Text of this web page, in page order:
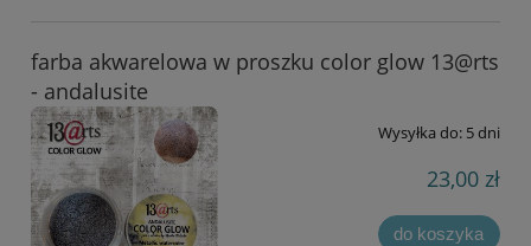
farba akwarelowa w proszku color glow 13@rts
- andalusite
Wysyłka do: 5 dni
23,00 zł
do koszyka